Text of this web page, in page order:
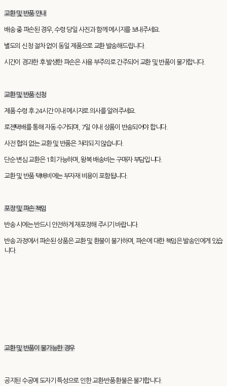
교환 및 반품 안내
배송 중 파손된 경우, 수령 당일 사진과 함께 메시지를 보내주세요.
별도의 신청 절차 없이 동일 제품으로 교환 발송해드립니다.
시간이 경과한 후 발생한 파손은 사용 부주의로 간주되어 교환 및 반품이 불가합니다.
교환 및 반품 신청
제품 수령 후 24시간 이내 메시지로 의사를 알려주세요.
로젠택배를 통해 자동 수거되며, 7일 이내 상품이 반송되어야 합니다.
사전 협의 없는 교환 및 반품은 처리되지 않습니다.
단순 변심 교환은 1회 가능하며, 왕복 배송비는 구매자 부담입니다.
교환 및 반품 택배비에는 부자재 비용이 포함됩니다.
포장 및 파손 책임
반송 시에는 반드시 안전하게 재포장해 주시기 바랍니다.
반송 과정에서 파손된 상품은 교환 및 환불이 불가하며, 파손에 대한 책임은 발송인에게 있습
니다.
교환 및 반품이 불가능한 경우
공지된 수공예 도자기 특성으로 인한 교환·반품·환불은 불가합니다.